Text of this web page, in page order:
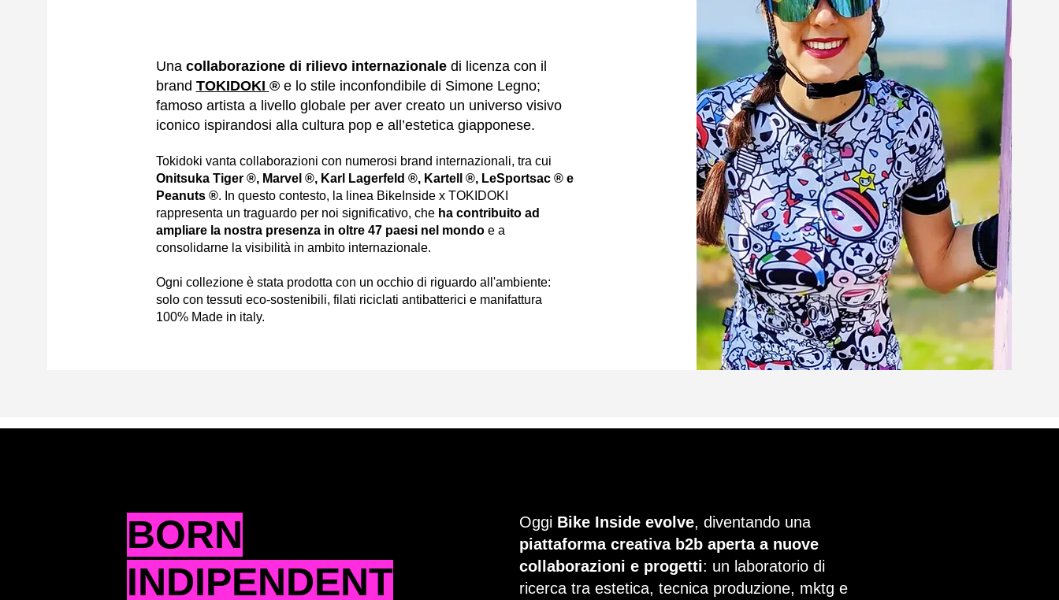
Una collaborazione di rilievo internazionaledi licenza con il
brand TOKIDOKI ®e lo stile inconfondibile di Simone Legno;
famoso artista a livello globale per aver creato un universo visivo
iconico ispirandosi alla cultura pop e all’estetica giapponese.
Tokidoki vanta collaborazioni con numerosi brand internazionali, tra cui
Onitsuka Tiger ®, Marvel ®, Karl Lagerfeld ®, Kartell ®, LeSportsac ® e
Peanuts ®. In questo contesto, la linea BikeInside x TOKIDOKI
rappresenta un traguardo per noi significativo, che ha contribuito ad
ampliare la nostra presenza in oltre 47 paesi nel mondoe a
consolidarne la visibilità in ambito internazionale.
Ogni collezione è stata prodotta con un occhio di riguardo all'ambiente:
solo con tessuti eco-sostenibili, filati riciclati antibatterici e manifattura
100% Made in italy.
BORN
INDIPENDENT
Oggi Bike Inside evolve, diventando una
piattaforma creativa b2b aperta a nuove
collaborazioni e progetti: un laboratorio di
ricerca tra estetica, tecnica produzione, mktg e